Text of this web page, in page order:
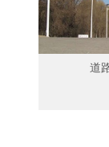
道